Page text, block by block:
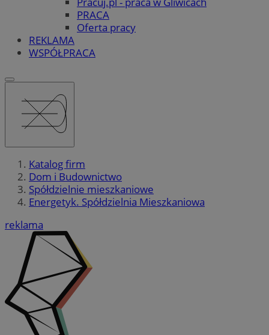
PRACA
Oferta pracy
REKLAMA
WSPÓŁPRACA
Katalog firm
Dom i Budownictwo
Spółdzielnie mieszkaniowe
Energetyk. Spółdzielnia Mieszkaniowa
reklama